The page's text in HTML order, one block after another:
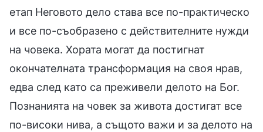
етап Неговото дело става все по-практическо
и все по-съобразено с действителните нужди
на човека. Хората могат да постигнат
окончателната трансформация на своя нрав,
едва след като са преживели делото на Бог.
Познанията на човек за живота достигат все
по-високи нива, а същото важи и за делото на